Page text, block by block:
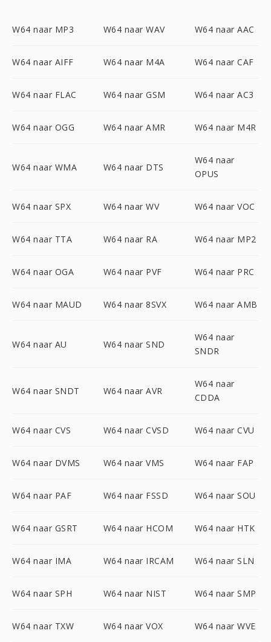
W64 naar MP3 W64 naar WAV W64 naar AAC
W64 naar AIFF W64 naar M4A W64 naar CAF
W64 naar FLAC W64 naar GSM W64 naar AC3
W64 naar OGG W64 naar AMR W64 naar M4R
W64 naar WMA W64 naar DTS
W64 naar
OPUS
W64 naar SPX W64 naar WV W64 naar VOC
W64 naar TTA W64 naar RA W64 naar MP2
W64 naar OGA W64 naar PVF W64 naar PRC
W64 naar MAUD W64 naar 8SVX W64 naar AMB
W64 naar AU W64 naar SND
W64 naar
SNDR
W64 naar SNDT W64 naar AVR
W64 naar
CDDA
W64 naar CVS W64 naar CVSD W64 naar CVU
W64 naar DVMS W64 naar VMS W64 naar FAP
W64 naar PAF W64 naar FSSD W64 naar SOU
W64 naar GSRT W64 naar HCOM W64 naar HTK
W64 naar IMA W64 naar IRCAM W64 naar SLN
W64 naar SPH W64 naar NIST W64 naar SMP
W64 naar TXW W64 naar VOX W64 naar WVE